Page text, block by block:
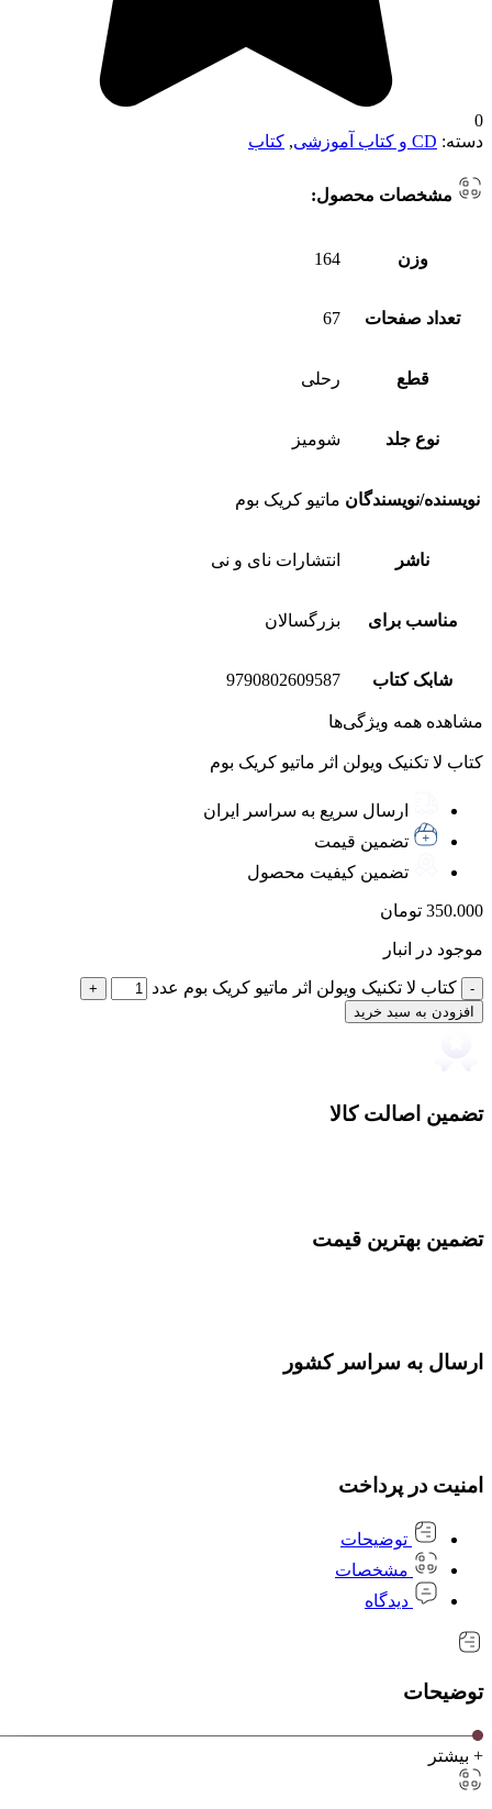
0
دسته: CD و کتاب آموزشی , کتاب
مشخصات محصول:
وزن 164
تعداد صفحات 67
قطع رحلی
نوع جلد شومیز
نویسنده/نویسندگان ماتیو کریک بوم
ناشر انتشارات نای و نی
مناسب برای بزرگسالان
شابک کتاب 9790802609587
مشاهده همه ویژگی‌ها
کتاب لا تکنیک ویولن اثر ماتیو کریک بوم
ارسال سریع به سراسر ایران
تضمین قیمت
تضمین کیفیت محصول
350.000 تومان
موجود در انبار
کتاب لا تکنیک ویولن اثر ماتیو کریک بوم عدد
افزودن به سبد خرید
تضمین اصالت کالا
تضمین بهترین قیمت
ارسال به سراسر کشور
امنیت در پرداخت
توضیحات
مشخصات
دیدگاه
توضیحات
+ بیشتر